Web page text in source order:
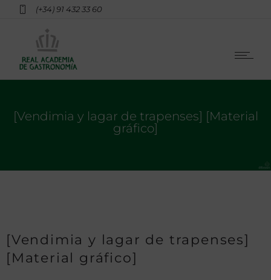
(+34) 91 432 33 60
[Vendimia y lagar de trapenses] [Material
gráfico]
[Vendimia y lagar de trapenses]
[Material gráfico]